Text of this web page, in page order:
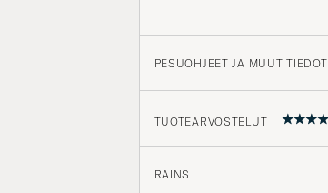
PESUOHJEET JA MUUT TIEDOT
TUOTEARVOSTELUT
RAINS